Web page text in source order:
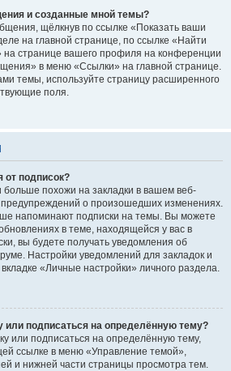
и созданные мной темы?
щёлкнув по ссылке «Показать ваши
на главной странице, по ссылке «Найти
на странице вашего профиля на конференции
в меню «Ссылки» на главной странице.
темы, используйте страницу расширенного
поля.
от подписок?
больше похожи на закладки в вашем веб-
о произошедших изменениях.
напоминают подписки на темы. Вы можете
в теме, находящейся у вас в
вы будете получать уведомления об
Настройки уведомлений для закладок и
«Личные настройки» личного раздела.
или подписаться на определённую тему?
или подписаться на определённую тему,
ссылке в меню «Управление темой»,
и нижней части страницы просмотра тем.